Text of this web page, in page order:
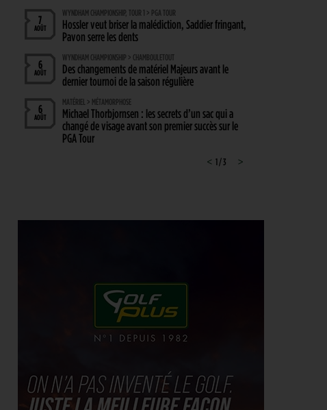
7
AOÛT
WYNDHAM CHAMPIONSHIP, TOUR 1 > PGA TOUR
Hossler veut briser la malédiction, Saddier fringant,
Pavon serre les dents
6
AOÛT
WYNDHAM CHAMPIONSHIP > CHAMBOULETOUT
Des changements de matériel Majeurs avant le
dernier tournoi de la saison régulière
6
AOÛT
MATÉRIEL > MÉTAMORPHOSE
Michael Thorbjornsen : les secrets d’un sac qui a
changé de visage avant son premier succès sur le
PGA Tour
statut de tournoi XXL
Vidéo : un jeu pour égayer les entraînements de
LIV GOLF > NOUVELLE ÈRE
Le boss du LIV Golf confirme un accord de 250
5
AOÛT
PGA TOUR > CHAMPIONSHIP SERIES 2028
Le Cadillac, chez Trump, au programme du
Championship Series 2028
< >
1 / 3